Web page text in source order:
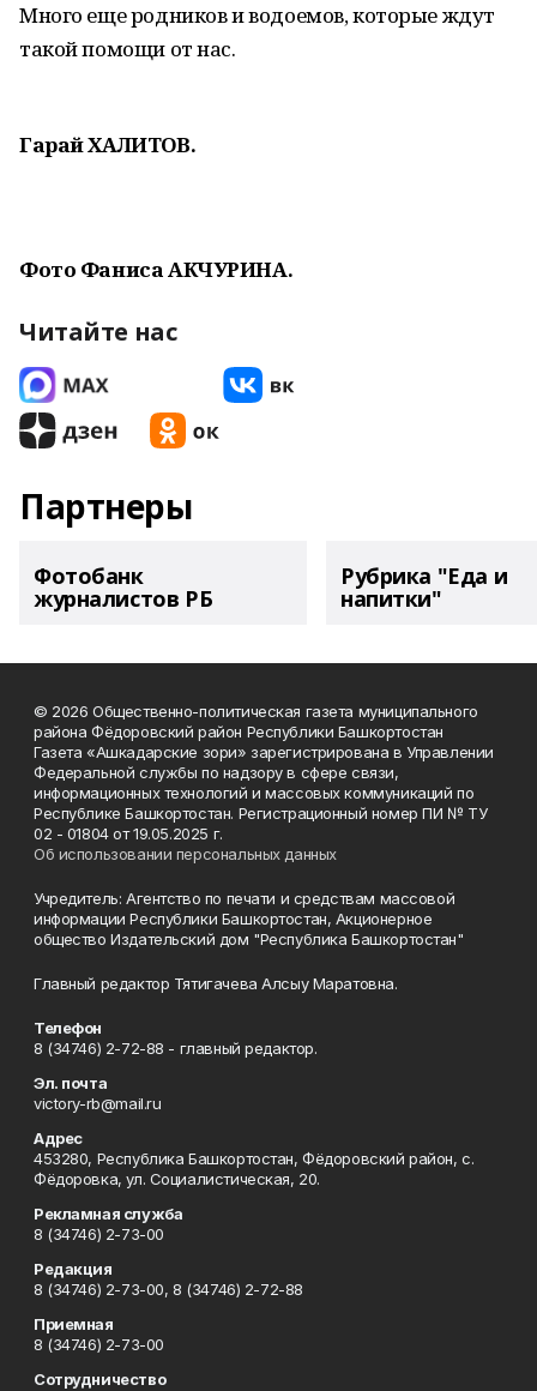
Много еще родников и водоемов, которые ждут
такой помощи от нас.
Гарай ХАЛИТОВ.
Фото Фаниса АКЧУРИНА.
Читайте нас
Партнеры
Фотобанк
журналистов РБ
Рубрика "Еда и
напитки"
© 2026 Общественно-политическая газета муниципального
района Фёдоровский район Республики Башкортостан
Газета «Ашкадарские зори» зарегистрирована в Управлении
Федеральной службы по надзору в сфере связи,
информационных технологий и массовых коммуникаций по
Республике Башкортостан. Регистрационный номер ПИ № ТУ
02 - 01804 от 19.05.2025 г.
Об использовании персональных данных
Учредитель: Агентство по печати и средствам массовой
информации Республики Башкортостан, Акционерное
общество Издательский дом "Республика Башкортостан"
Главный редактор Тятигачева Алсыу Маратовна.
Телефон
8 (34746) 2-72-88 - главный редактор.
Эл. почта
victory-rb@mail.ru
Адрес
453280, Республика Башкортостан, Фёдоровский район, с.
Фёдоровка, ул. Социалистическая, 20.
Рекламная служба
8 (34746) 2-73-00
Редакция
8 (34746) 2-73-00, 8 (34746) 2-72-88
Приемная
8 (34746) 2-73-00
Сотрудничество